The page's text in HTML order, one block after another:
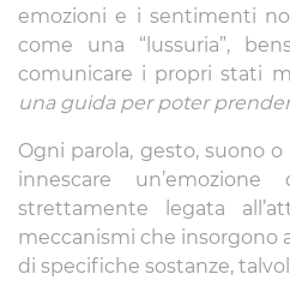
emozioni e i sentimenti
come una “lussuria”,
comunicare i propri stati
una guida per poter
Ogni parola, gesto, suono
innescare
strettamente legata
meccanismi che insorgono
di specifiche sostanze,